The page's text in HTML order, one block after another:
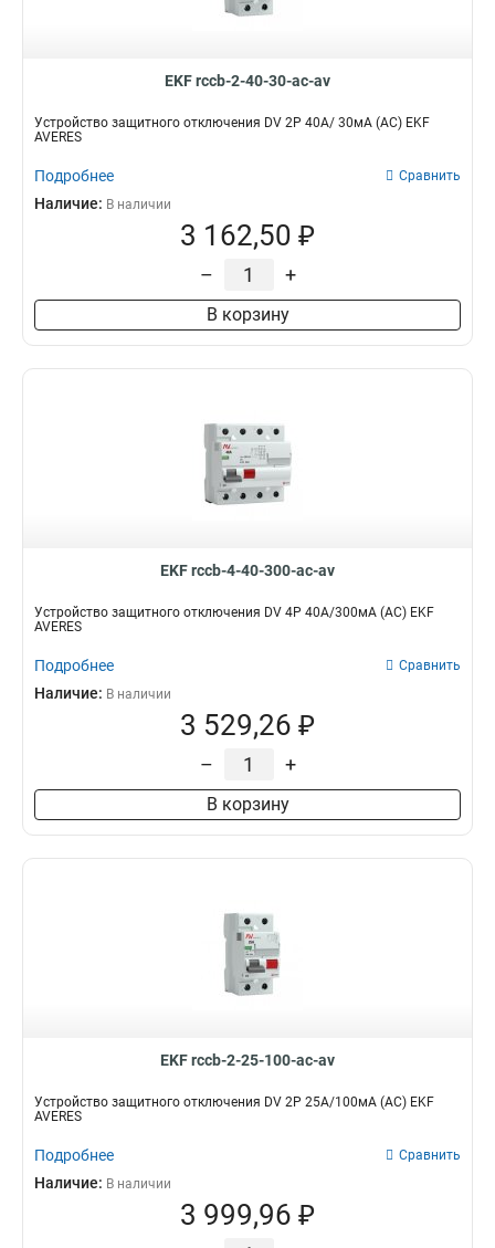
EKF rccb-2-40-30-ac-av
Устройство защитного отключения DV 2P 40А/ 30мА (AC) EKF
AVERES
Подробнее Сравнить
Наличие: В наличии
3 162,50 ₽
– +
В корзину
EKF rccb-4-40-300-ac-av
Устройство защитного отключения DV 4P 40А/300мА (AC) EKF
AVERES
Подробнее Сравнить
Наличие: В наличии
3 529,26 ₽
– +
В корзину
EKF rccb-2-25-100-ac-av
Устройство защитного отключения DV 2P 25А/100мА (AC) EKF
AVERES
Подробнее Сравнить
Наличие: В наличии
3 999,96 ₽